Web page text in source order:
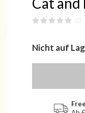
Nicht auf